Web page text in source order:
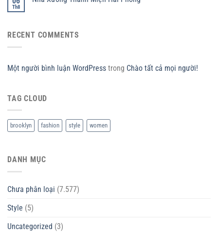
Th8
RECENT COMMENTS
Một người bình luận WordPress trong Chào tất cả mọi người!
TAG CLOUD
brooklyn fashion style women
DANH MỤC
Chưa phân loại (7.577)
Style (5)
Uncategorized (3)